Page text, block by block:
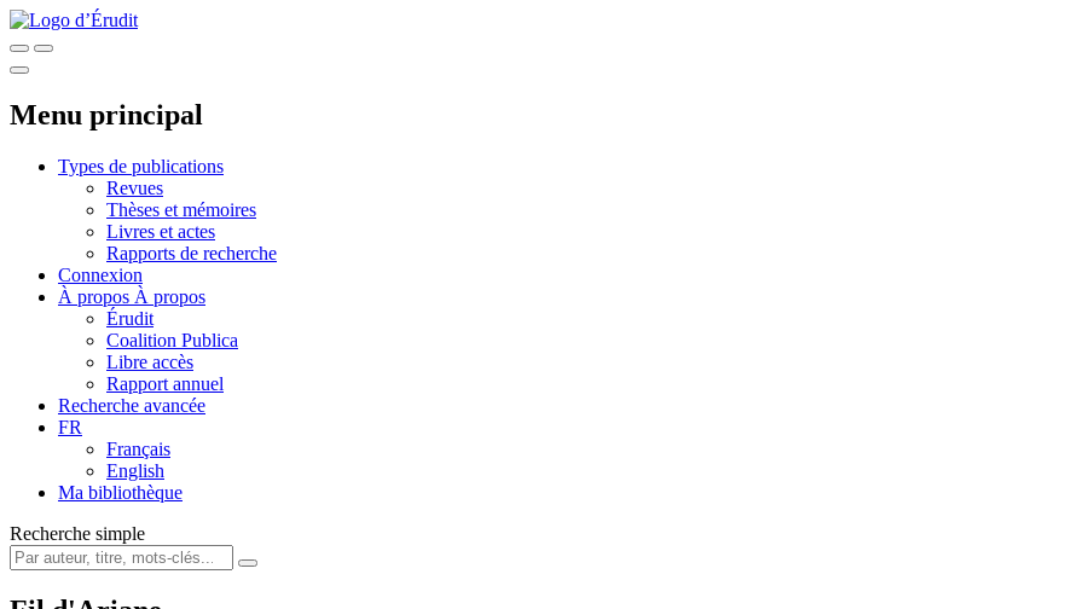
Menu principal
Types de publications
Revues
Thèses et mémoires
Livres et actes
Rapports de recherche
Connexion
À propos À propos
Érudit
Coalition Publica
Libre accès
Rapport annuel
Recherche avancée
FR
Français
English
Ma bibliothèque
Recherche simple